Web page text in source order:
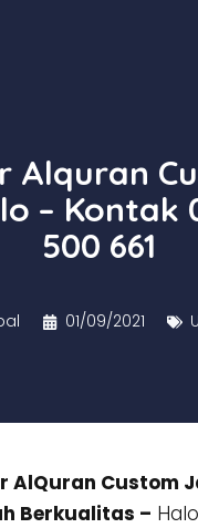
Alquran
– Kontak
500 661
01/09/2021
AlQuran Custom
Berkualitas –